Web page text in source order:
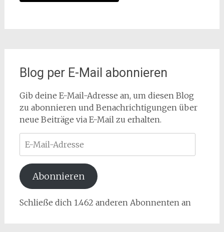
Blog per E-Mail abonnieren
Gib deine E-Mail-Adresse an, um diesen Blog
zu abonnieren und Benachrichtigungen über
neue Beiträge via E-Mail zu erhalten.
Mail-
Adresse
Abonnieren
Schließe dich 1.462 anderen Abonnenten an